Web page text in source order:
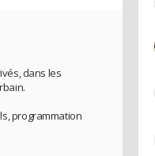
dans les
programmation